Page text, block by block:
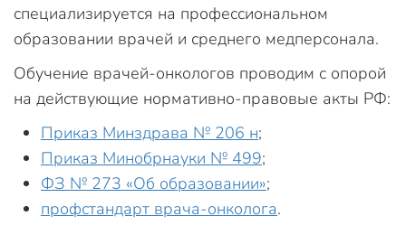
специализируется на профессиональном
образовании врачей и среднего медперсонала.
Обучение врачей-онкологов проводим с опорой
на действующие нормативно-правовые акты РФ:
Приказ Минздрава № 206 н;
Приказ Минобрнауки № 499;
ФЗ № 273 «Об образовании»;
профстандарт врача-онколога.